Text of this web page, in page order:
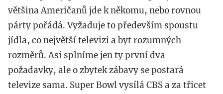
většina Američanů jde k někomu, nebo rovnou
párty pořádá. Vyžaduje to především spoustu
jídla, co největší televizi a byt rozumných
rozměrů. Asi splníme jen ty první dva
požadavky, ale o zbytek zábavy se postará
televize sama. Super Bowl vysílá CBS a za třicet